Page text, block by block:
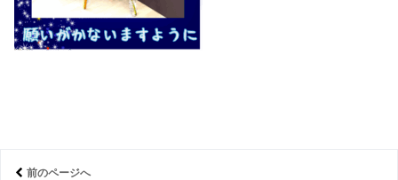
前のページへ